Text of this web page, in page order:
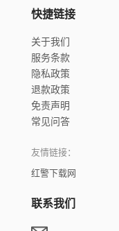
快捷链接
关于我们
服务条款
隐私政策
退款政策
免责声明
常见问答
友情链接：
红警下载网
联系我们